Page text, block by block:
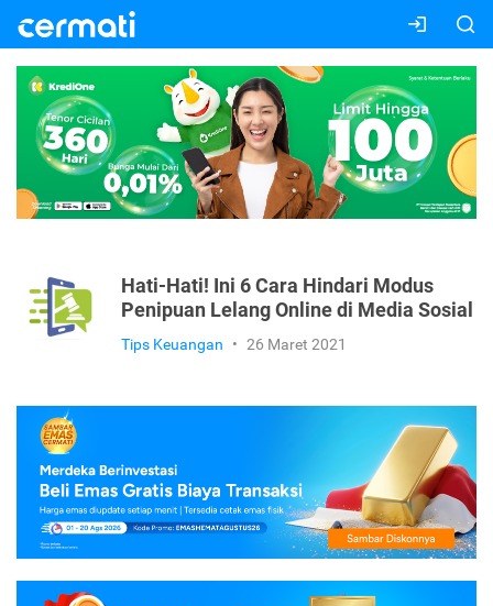
Hati-Hati! Ini 6 Cara Hindari Modus
Penipuan Lelang Online di Media Sosial
Tips Keuangan • 26 Maret 2021